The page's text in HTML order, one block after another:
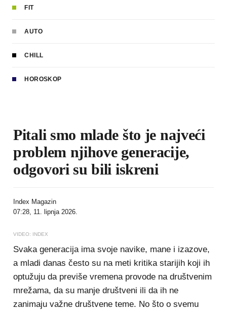
FIT
AUTO
CHILL
HOROSKOP
Pitali smo mlade što je najveći
problem njihove generacije,
odgovori su bili iskreni
Index Magazin
07:28, 11. lipnja 2026.
VIDEO: INDEX
Svaka generacija ima svoje navike, mane i izazove,
a mladi danas često su na meti kritika starijih koji ih
optužuju da previše vremena provode na društvenim
mrežama, da su manje društveni ili da ih ne
zanimaju važne društvene teme. No što o svemu